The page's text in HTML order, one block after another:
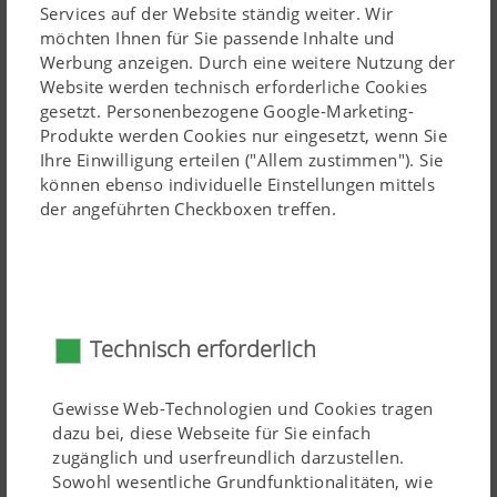
Services auf der Website ständig weiter. Wir
möchten Ihnen für Sie passende Inhalte und
Werbung anzeigen. Durch eine weitere Nutzung der
Website werden technisch erforderliche Cookies
gesetzt. Personenbezogene Google-Marketing-
Produkte werden Cookies nur eingesetzt, wenn Sie
Ihre Einwilligung erteilen ("Allem zustimmen"). Sie
können ebenso individuelle Einstellungen mittels
der angeführten Checkboxen treffen.
Technisch erforderlich
Gewisse Web-Technologien und Cookies tragen
dazu bei, diese Webseite für Sie einfach
zugänglich und userfreundlich darzustellen.
Sowohl wesentliche Grundfunktionalitäten, wie
Funktionen wie Fahrgassenschaltung, Abdrehprobe,
Füllstand, Hektarzähler und Geschwindigkeit.